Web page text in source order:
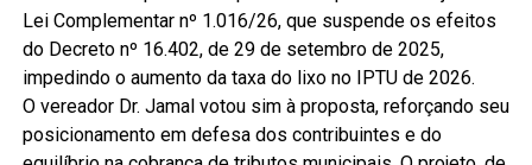
Lei Complementar nº 1.016/26, que suspende os efeitos
do Decreto nº 16.402, de 29 de setembro de 2025,
impedindo o aumento da taxa do lixo no IPTU de 2026.
O vereador Dr. Jamal votou sim à proposta, reforçando seu
posicionamento em defesa dos contribuintes e do